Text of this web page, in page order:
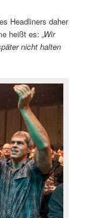
Headliners daher
heißt es:„Wir
nicht halten